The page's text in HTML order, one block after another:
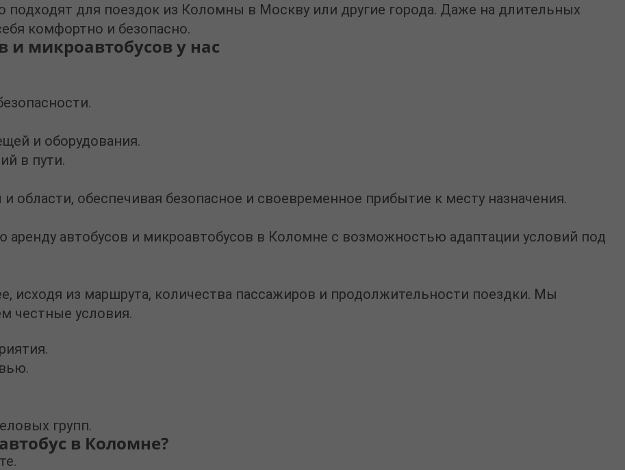
для поездок из Коломны в Москву или другие города. Даже на длительных
комфортно и безопасно.
и микроавтобусов у нас
и оборудования.
в пути.
обеспечивая безопасное и своевременное прибытие к месту назначения.
аренду автобусов и микроавтобусов в Коломне с возможностью адаптации условий под
исходя из маршрута, количества пассажиров и продолжительности поездки. Мы
честные условия.
групп.
в Коломне?